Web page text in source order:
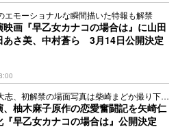
エモーショナルな瞬間描いた特報も解禁
映画『早乙女カナコの場合は』に山田
あさ美、中村蒼ら 3月14日公開決定
志、初解禁の場面写真は柴崎まどか撮り下ろ
、柚木麻子原作の恋愛奮闘記を矢崎仁
『早乙女カナコの場合は』公開決定